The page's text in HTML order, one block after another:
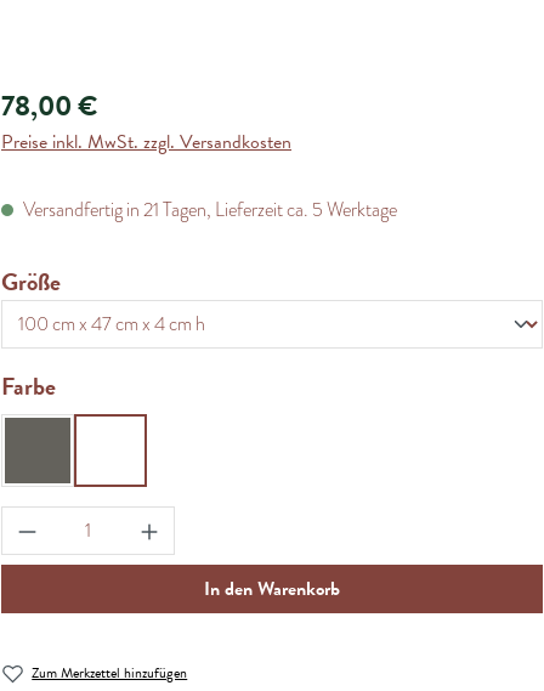
78,00 €
Preise inkl. MwSt. zzgl. Versandkosten
Versandfertig in 21 Tagen, Lieferzeit ca. 5 Werktage
Größeauswählen
Farbeauswählen
Produkt Anzahl: Gib den gewünschten Wert ein
In den Warenkorb
Zum Merkzettel hinzufügen